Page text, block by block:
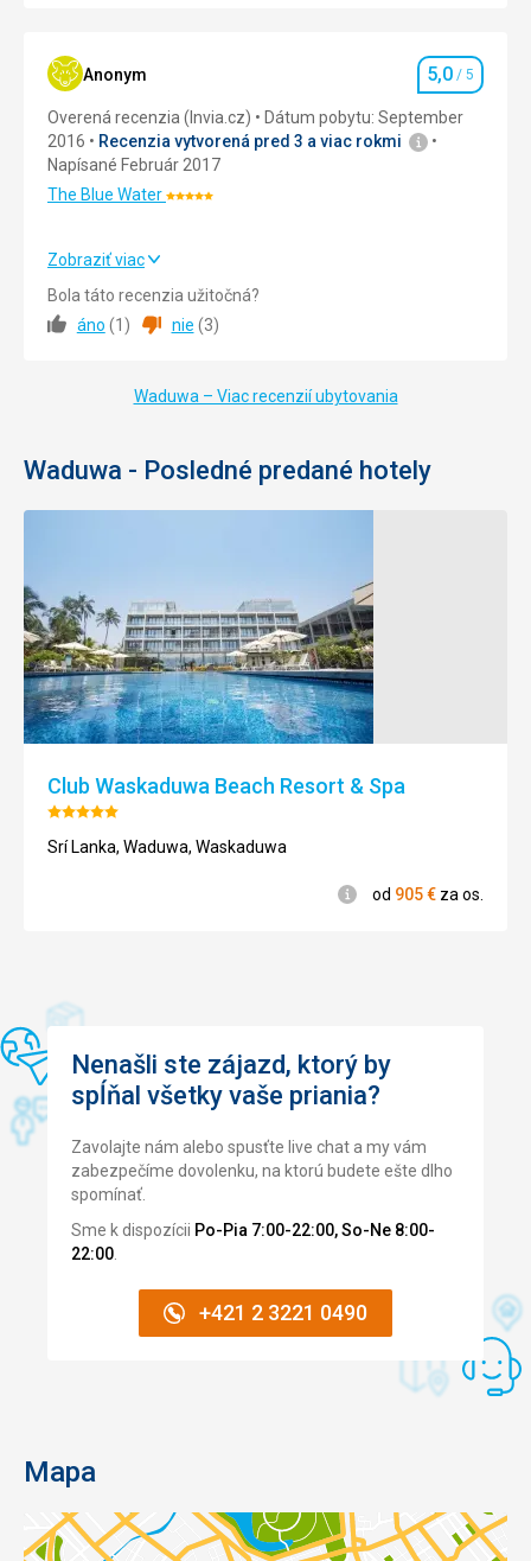
Ubytovanie 5,0/ 5
Okolie
Služby
Pláž
Výborná
Strava a čistota servírování byla vynikající.
Výborné
Anonym Hodnotenie
5,0 / 5
Overená recenzia (Invia.cz)
Dátum pobytu: September
2016
Recenzia vytvorená pred 3 a viac rokmi
Napísané Február 2017
The Blue WaterHodnotenie:
Ubytovanie
Cena
Zobraziť viac
Bola táto recenzia užitočná?
áno (1) nie (3)
Waduwa – Viac recenzií ubytovania
Waduwa - Posledné predané hotely
Club Waskaduwa Beach Resort & Spa
Hodnotenie:
5/5
Srí Lanka, Waduwa, Waskaduwa
Informácie
od 905€ za os.
Nenašli ste zájazd, ktorý by
spĺňal všetky vaše priania?
Zavolajte nám alebo spusťte live chat a my vám
zabezpečíme dovolenku, na ktorú budete ešte dlho
spomínať.
Sme k dispozícii Po-Pia 7:00-22:00, So-Ne 8:00-
22:00
+421 2 3221 0490
Mapa